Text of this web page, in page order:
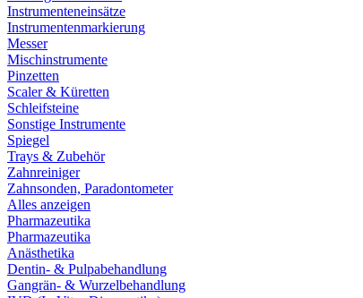
Instrumenteneinsätze
Instrumentenmarkierung
Messer
Mischinstrumente
Pinzetten
Scaler & Küretten
Schleifsteine
Sonstige Instrumente
Spiegel
Trays & Zubehör
Zahnreiniger
Zahnsonden, Paradontometer
Alles anzeigen
Pharmazeutika
Pharmazeutika
Anästhetika
Dentin- & Pulpabehandlung
Gangrän- & Wurzelbehandlung